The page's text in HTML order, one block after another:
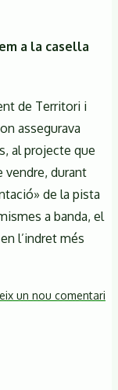
a la casella
de Territori i
assegurava
al projecte que
vendre, durant
de la pista
a banda, el
l’indret més
un nou comentari